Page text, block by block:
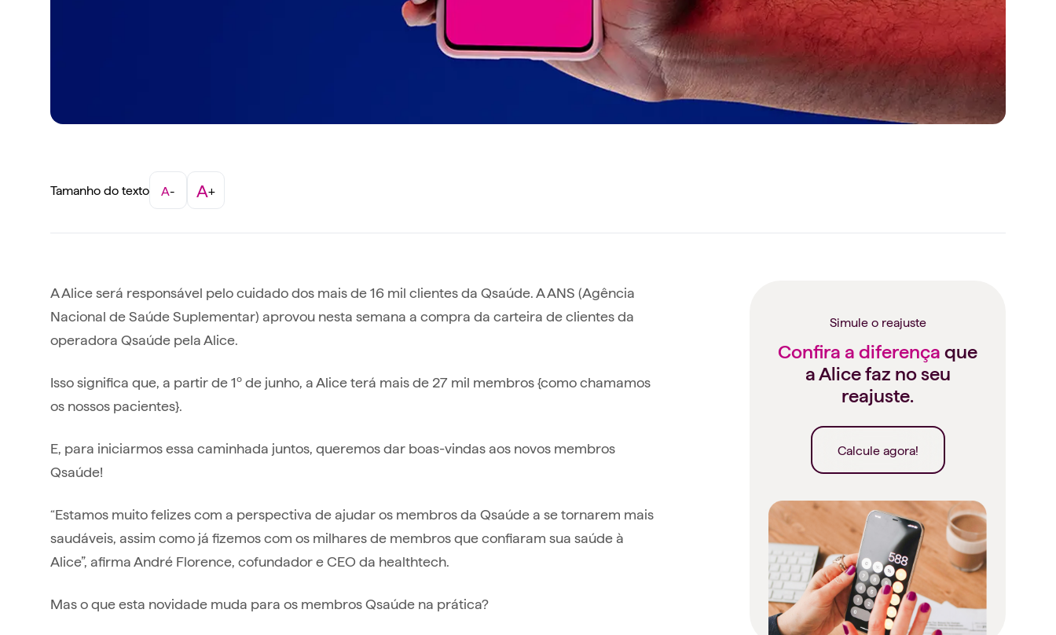
Tamanho do texto A- A+
A Alice será responsável pelo cuidado dos mais de 16 mil clientes da Qsaúde. A ANS (Agência
Nacional de Saúde Suplementar) aprovou nesta semana a compra da carteira de clientes da
operadora Qsaúde pela Alice.
Isso significa que, a partir de 1º de junho, a Alice terá mais de 27 mil membros {como chamamos
os nossos pacientes}.
E, para iniciarmos essa caminhada juntos, queremos dar boas-vindas aos novos membros
Qsaúde!
“Estamos muito felizes com a perspectiva de ajudar os membros da Qsaúde a se tornarem mais
saudáveis, assim como já fizemos com os milhares de membros que confiaram sua saúde à
Alice”, afirma André Florence, cofundador e CEO da healthtech.
Mas o que esta novidade muda para os membros Qsaúde na prática?
Simule o reajuste
Confira a diferença que
a Alice faz no seu
reajuste.
Calcule agora!